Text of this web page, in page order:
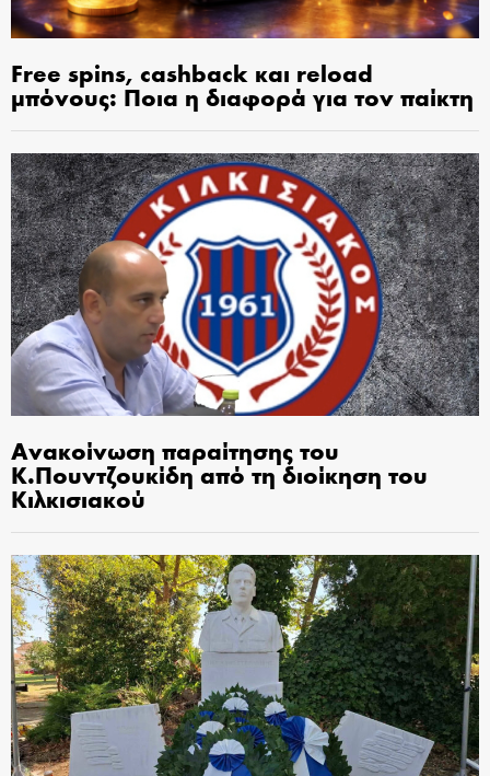
Free spins, cashback και reload
μπόνους: Ποια η διαφορά για τον παίκτη
Ανακοίνωση παραίτησης του
Κ.Πουντζουκίδη από τη διοίκηση του
Κιλκισιακού